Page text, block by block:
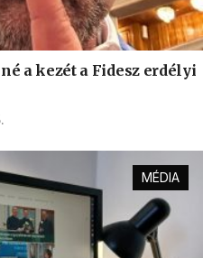
a kezét a Fidesz erdélyi
MÉDIA